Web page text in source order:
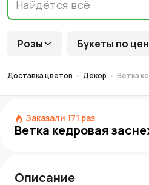
Розы Букеты по
Доставка цветов Декор Ветка
Заказали 171 раз
Ветка кедровая
Описание